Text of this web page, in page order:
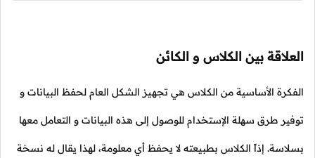
العلاقة بين الكلاس و الكائن
الفكرة الأساسية من الكلاس هي تجهيز الشكل العام لحفظ البيانات و
توفير طرق سهلة الإستخدام للوصول إلى هذه البيانات و التعامل معها
بسلاسة. إذاً الكلاس بطبيعته لا يحفظ أي معلومة، لهذا يقال له نسخة